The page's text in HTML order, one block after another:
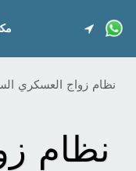
نظام زواج العسكري
نظام